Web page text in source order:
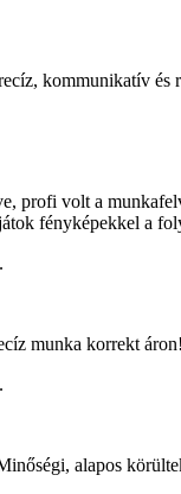
kommunikatív és
profi volt a
fényképekkel a
munka korrekt
alapos